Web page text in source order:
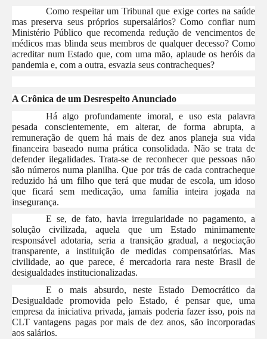
Como respeitar um Tribunal que exige cortes na saúde
mas preserva seus próprios supersalários? Como confiar num
Ministério Público que recomenda redução de vencimentos de
médicos mas blinda seus membros de qualquer decesso? Como
acreditar num Estado que, com uma mão, aplaude os heróis da
pandemia e, com a outra, esvazia seus contracheques?
A Crônica de um Desrespeito Anunciado
Há algo profundamente imoral, e uso esta palavra
pesada conscientemente, em alterar, de forma abrupta, a
remuneração de quem há mais de dez anos planeja sua vida
financeira baseado numa prática consolidada. Não se trata de
defender ilegalidades. Trata-se de reconhecer que pessoas não
são números numa planilha. Que por trás de cada contracheque
reduzido há um filho que terá que mudar de escola, um idoso
que ficará sem medicação, uma família inteira jogada na
insegurança.
E se, de fato, havia irregularidade no pagamento, a
solução civilizada, aquela que um Estado minimamente
responsável adotaria, seria a transição gradual, a negociação
transparente, a instituição de medidas compensatórias. Mas
civilidade, ao que parece, é mercadoria rara neste Brasil de
desigualdades institucionalizadas.
E o mais absurdo, neste Estado Democrático da
Desigualdade promovida pelo Estado, é pensar que, uma
empresa da iniciativa privada, jamais poderia fazer isso, pois na
CLT vantagens pagas por mais de dez anos, são incorporadas
aos salários.